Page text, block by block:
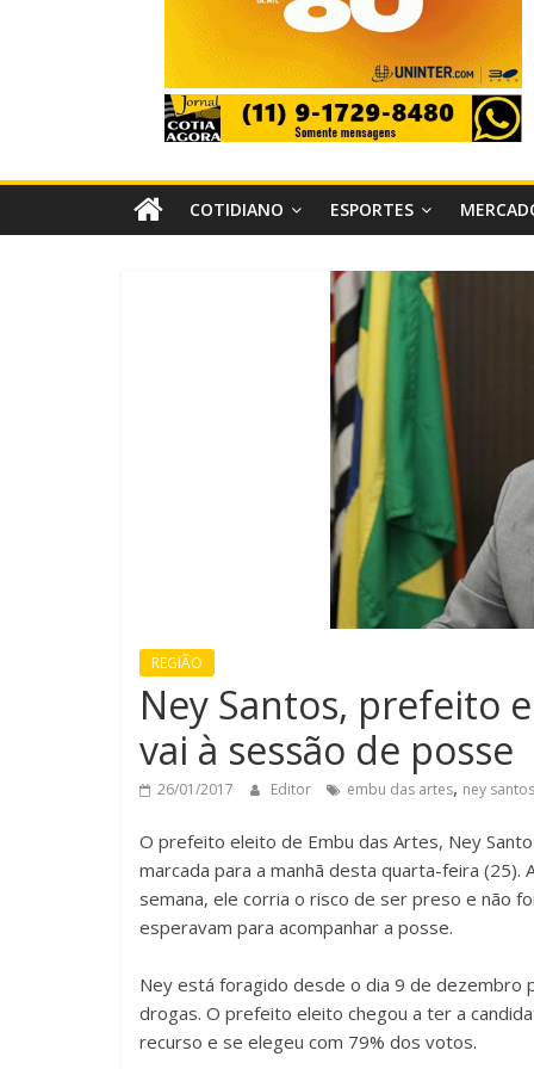
COTIDIANO ESPORTES
REGIÃO
Ney Santos, prefeito
vai à sessão de posse
26/01/2017 Editor embu das artes, ney santos
O prefeito eleito de Embu das Artes, Ney
marcada para a manhã desta quarta-feira (25).
semana, ele corria o risco de ser preso e não
esperavam para acompanhar a posse.
Ney está foragido desde o dia 9 de dezembro
drogas. O prefeito eleito chegou a ter a
recurso e se elegeu com 79% dos votos.